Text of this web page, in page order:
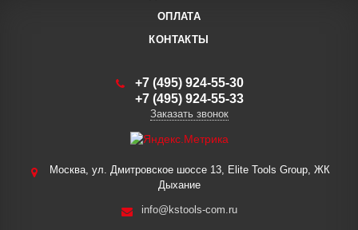
ОПЛАТА
КОНТАКТЫ
+7 (495) 924-55-30
+7 (495) 924-55-33
Заказать звонок
Москва, ул. Дмитровское шоссе 13, Elite Tools Group, ЖК
Дыхание
info@kstools-com.ru